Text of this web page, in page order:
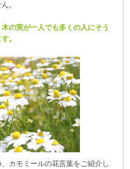
。
の実が一人でも多くの人にそう
。
カモミールの花言葉をご紹介し